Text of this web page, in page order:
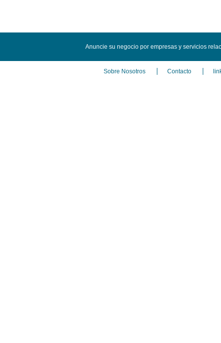
Anuncie su negocio por empresas y servicios
Sobre Nosotros Contacto